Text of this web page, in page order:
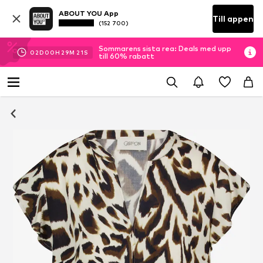
ABOUT YOU App
(152 700) Till appen
02D 00H 29M 20S
Sommarens sista rea: Deals med upp
till 60% rabatt